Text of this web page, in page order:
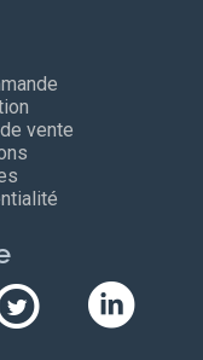
vente